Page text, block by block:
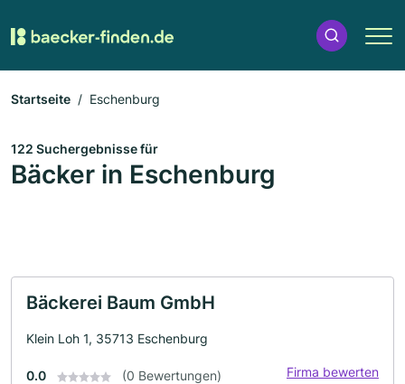
Startseite Eschenburg
122 Suchergebnisse für
Bäcker in Eschenburg
Bäckerei Baum GmbH
Klein Loh 1, 35713 Eschenburg
0.0 (0 Bewertungen) Firma bewerten